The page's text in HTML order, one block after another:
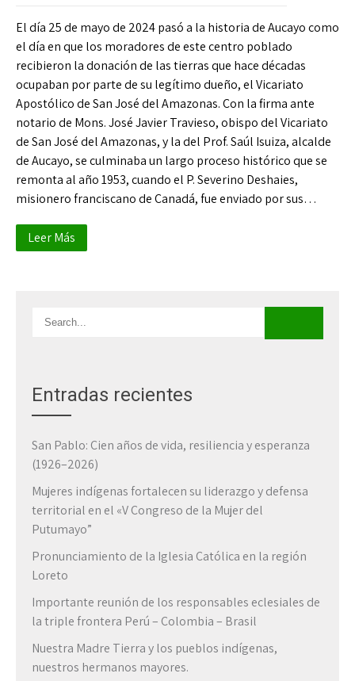
El día 25 de mayo de 2024 pasó a la historia de Aucayo como
el día en que los moradores de este centro poblado
recibieron la donación de las tierras que hace décadas
ocupaban por parte de su legítimo dueño, el Vicariato
Apostólico de San José del Amazonas. Con la firma ante
notario de Mons. José Javier Travieso, obispo del Vicariato
de San José del Amazonas, y la del Prof. Saúl Isuiza, alcalde
de Aucayo, se culminaba un largo proceso histórico que se
remonta al año 1953, cuando el P. Severino Deshaies,
misionero franciscano de Canadá, fue enviado por sus…
Leer Más
Entradas recientes
San Pablo: Cien años de vida, resiliencia y esperanza
(1926–2026)
Mujeres indígenas fortalecen su liderazgo y defensa
territorial en el «V Congreso de la Mujer del
Putumayo”
Pronunciamiento de la Iglesia Católica en la región
Loreto
Importante reunión de los responsables eclesiales de
la triple frontera Perú – Colombia – Brasil
Nuestra Madre Tierra y los pueblos indígenas,
nuestros hermanos mayores.